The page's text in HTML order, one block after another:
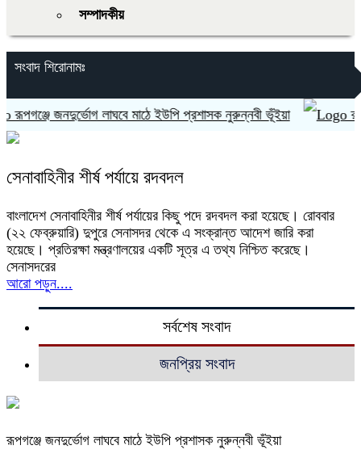
সম্পাদকীয়
সংবাদ শিরোনামঃ
জনদুর্ভোগ লাঘবে মাঠে ইউপি প্রশাসক নুরুন্নবী ভূঁইয়া
সেনাবাহিনীর শীর্ষ পর্যায়ে রদবদল
বাংলাদেশ সেনাবাহিনীর শীর্ষ পর্যায়ের কিছু পদে রদবদল করা হয়েছে। রোববার
(২২ ফেব্রুয়ারি) দুপুরে সেনাসদর থেকে এ সংক্রান্ত আদেশ জারি করা
হয়েছে। প্রতিরক্ষা মন্ত্রণালয়ের একটি সূত্র এ তথ্য নিশ্চিত করেছে।
সেনাসদরের
আরো পড়ুন....
সর্বশেষ সংবাদ
জনপ্রিয় সংবাদ
রূপগঞ্জে জনদুর্ভোগ লাঘবে মাঠে ইউপি প্রশাসক নুরুন্নবী ভূঁইয়া